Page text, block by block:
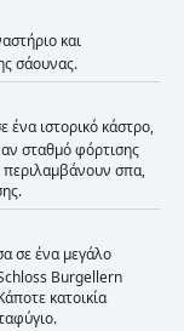
και
σάουνας.
ένα ιστορικό κάστρο,
σταθμό φόρτισης
περιλαμβάνουν σπα,
σε ένα μεγάλο
Burgellern
κατοικία